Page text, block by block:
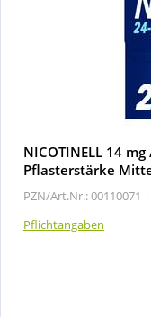
NICOTINELL 14
Pflasterstärke
PZN/Art.Nr.: 00110071 |
Pflichtangaben